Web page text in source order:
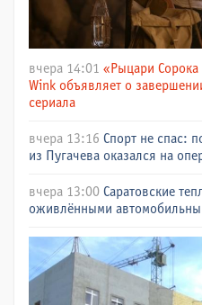
вчера 14:01 «Рыцари Сорока
Wink объявляет о
сериала
вчера 13:16 Спорт не спас:
из Пугачева оказался на
вчера 13:00 Саратовские
оживлёнными